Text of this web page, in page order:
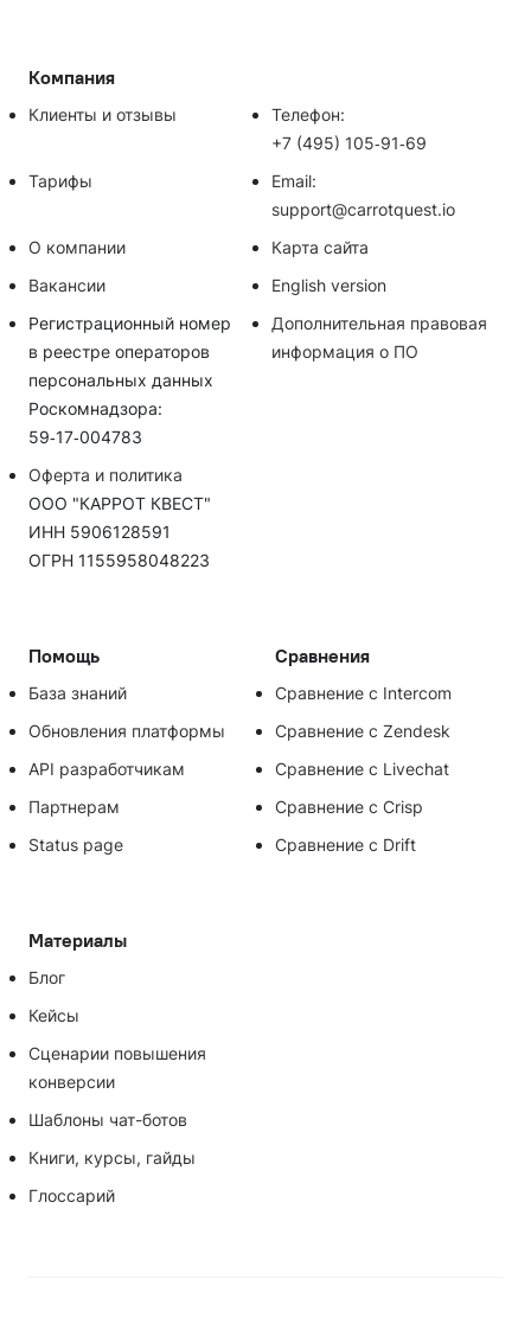
Помощь
База знаний
Обновления платформы
API разработчикам
Партнерам
Status page
Сравнения
Сравнение с Intercom
Сравнение с Zendesk
Сравнение с Livechat
Сравнение с Crisp
Сравнение с Drift
Материалы
Блог
Кейсы
Сценарии повышения
конверсии
Шаблоны чат-ботов
Книги, курсы, гайды
Глоссарий
Компания
Клиенты и отзывы
Телефон:
+7 (495) 105‑91‑69
Тарифы
Email:
support@carrotquest.io
О компании
Карта сайта
Вакансии
English version
Регистрационный номер
в реестре операторов
персональных данных
Роскомнадзора:
59‑17‑004783
Дополнительная правовая
информация о ПО
Оферта и политика
ООО "КАРРОТ КВЕСТ"
ИНН 5906128591
ОГРН 1155958048223